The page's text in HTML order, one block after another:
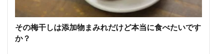
その梅干しは添加物まみれだけど本当に食べたいです
か？